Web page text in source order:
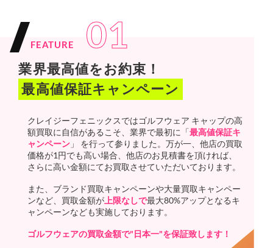
FEATURE 01
業界最高値をお約束！
最高値保証キャンペーン
クレイジーフェニックスではゴルフウェア キャップの高
額買取に自信があるこそ、業界で最初に「最高値保証キ
ャンペーン 」 を行って参りました。万が一、他店の買取
価格が1円でも高い場合、他店のお見積書を頂ければ、
さらに高い金額にてお買取させていただいております。
また、ブランド買取キャンペーンや大量買取キャンペー
ンなど、買取金額が 上限なしで最大80%アップとなるキ
ャンペーンなども実施しております。
ゴルフウェアの買取金額で"日本一"を保証致します！